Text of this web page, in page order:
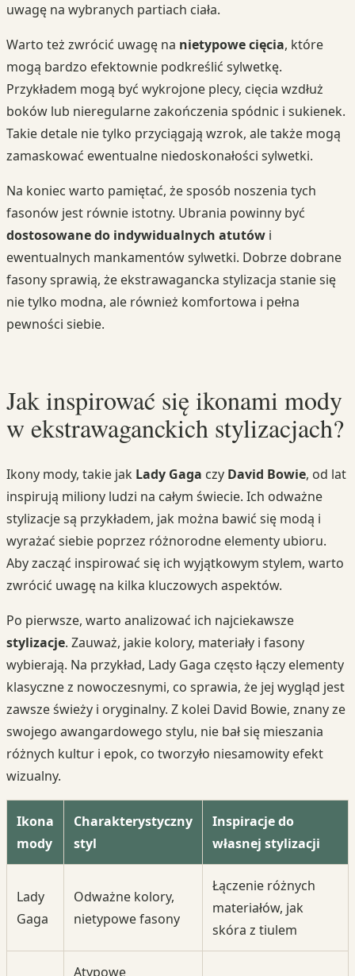
uwagę na wybranych partiach ciała.
Warto też zwrócić uwagę na nietypowe cięcia, które
mogą bardzo efektownie podkreślić sylwetkę.
Przykładem mogą być wykrojone plecy, cięcia wzdłuż
boków lub nieregularne zakończenia spódnic i sukienek.
Takie detale nie tylko przyciągają wzrok, ale także mogą
zamaskować ewentualne niedoskonałości sylwetki.
Na koniec warto pamiętać, że sposób noszenia tych
fasonów jest równie istotny. Ubrania powinny być
dostosowane do indywidualnych atutów i
ewentualnych mankamentów sylwetki. Dobrze dobrane
fasony sprawią, że ekstrawagancka stylizacja stanie się
nie tylko modna, ale również komfortowa i pełna
pewności siebie.
Jak inspirować się ikonami mody
w ekstrawaganckich stylizacjach?
Ikony mody, takie jak Lady Gaga czy David Bowie, od lat
inspirują miliony ludzi na całym świecie. Ich odważne
stylizacje są przykładem, jak można bawić się modą i
wyrażać siebie poprzez różnorodne elementy ubioru.
Aby zacząć inspirować się ich wyjątkowym stylem, warto
zwrócić uwagę na kilka kluczowych aspektów.
Po pierwsze, warto analizować ich najciekawsze
stylizacje. Zauważ, jakie kolory, materiały i fasony
wybierają. Na przykład, Lady Gaga często łączy elementy
klasyczne z nowoczesnymi, co sprawia, że jej wygląd jest
zawsze świeży i oryginalny. Z kolei David Bowie, znany ze
swojego awangardowego stylu, nie bał się mieszania
różnych kultur i epok, co tworzyło niesamowity efekt
wizualny.
Ikona
mody
Charakterystyczny
styl
Inspiracje do
własnej stylizacji
Lady
Gaga
Odważne kolory,
nietypowe fasony
Łączenie różnych
materiałów, jak
skóra z tiulem
Atypowe